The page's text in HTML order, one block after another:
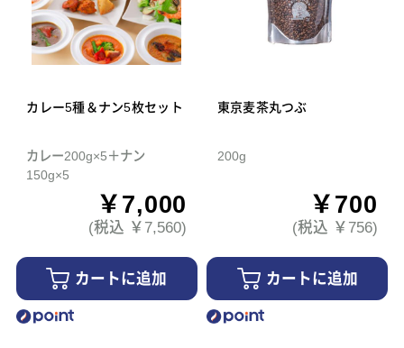
カレー5種＆ナン5枚セット
カレー200g×5＋ナン
150g×5
￥7,000
(税込 ￥7,560)
カートに追加
東京麦茶丸つぶ
200g
￥700
(税込 ￥756)
カートに追加